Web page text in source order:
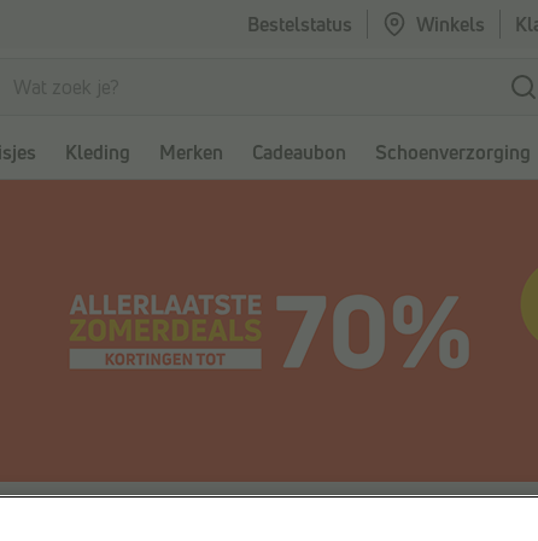
Bestelstatus Winkels
Kleding Merken Cadeaubon Schoenverzorging